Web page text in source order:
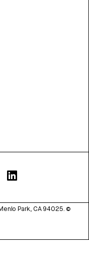
Park, CA 94025. ©